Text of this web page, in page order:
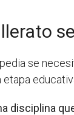
se
disciplina